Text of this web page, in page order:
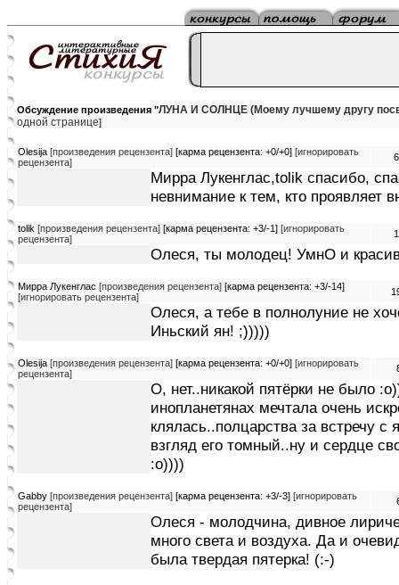
Обсуждение произведения "ЛУНА И СОЛНЦЕ (Моему лучшему другу
одной странице]
Olesija [произведения рецензента] [карма рецензента: +0/+0] [игнорировать
рецензента]
Мирра Лукенглас,tolik спасибо,
невнимание к тем, кто проявляет
tolik [произведения рецензента] [карма рецензента: +3/-1] [игнорировать
рецензента]
Олеся, ты молодец! УмнО и
Мирра Лукенглас [произведения рецензента] [карма рецензента: +3/-14]
[игнорировать рецензента]
Олеся, а тебе в полнолуние не
Иньский ян! ;)))))
Olesija [произведения рецензента] [карма рецензента: +0/+0] [игнорировать
рецензента]
О, нет..никакой пятёрки не было
инопланетянах мечтала очень
клялась..полцарства за встречу
взгляд его томный..ну и сердце
:о))))
Gabby [произведения рецензента] [карма рецензента: +3/-3] [игнорировать
рецензента]
Олеся - молодчина, дивное
много света и воздуха. Да и
была твердая пятерка! (:-)